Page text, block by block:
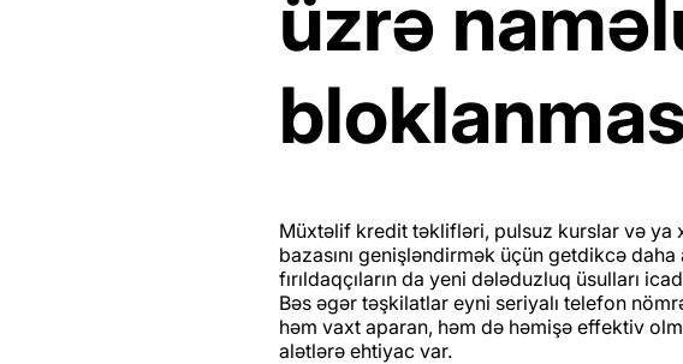
üzrə
Müxtəlif kredit təklifləri, pulsuz kurslar və ya
bazasını genişləndirmək üçün getdikcə
fırıldaqçıların da yeni dələduzluq üsulları
Bəs əgər təşkilatlar eyni seriyalı telefon
həm vaxt aparan, həm də həmişə effektiv
alətlərə ehtiyac var.